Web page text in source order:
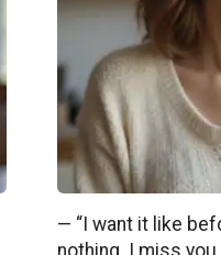
— “I want it like
nothing. I miss